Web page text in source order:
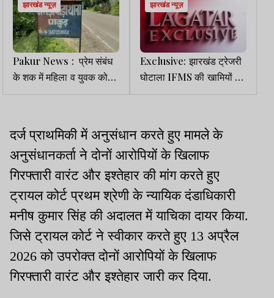
झारखंड न्यूज़
Pakur News : प्रेम संबंध
के शक में महिला व युवक को
अर्धनग्न कर गांव में घुमाया, 5
झारखंड न्यूज़
Exclusive: झारखंड ट्रेजरी
घोटाला IFMS की खामियों का
परिणाम
दर्ज प्राथमिकी में अनुसंधान करते हुए मामले के
अनुसंधानकर्ता ने दोनों आरोपियों के खिलाफ
गिरफ्तारी वारंट और इश्तेहार की मांग करते हुए
ट्रायल कोर्ट प्रथम श्रेणी के न्यायिक दंडाधिकारी
मनीष कुमार सिंह की अदालत में याचिका दायर किया.
जिसे ट्रायल कोर्ट ने स्वीकार करते हुए 13 अप्रैल
2026 को उपरोक्त दोनों आरोपियों के खिलाफ
गिरफ्तारी वारंट और इश्तेहार जारी कर दिया.